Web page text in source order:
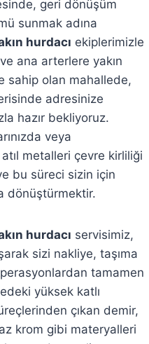
geri dönüşüm
sunmak adına
hurdacı ekiplerimizle
ana arterlere yakın
sahip olan mahallede,
adresinize
hazır bekliyoruz.
veya
metalleri çevre kirliliği
bu süreci sizin için
dönüştürmektir.
hurdacı servisimiz,
sizi nakliye, taşıma
tamamen
yüksek katlı
çıkan demir,
krom gibi materyalleri